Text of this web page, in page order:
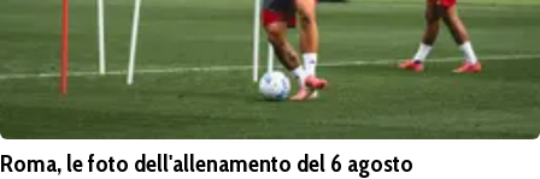
Roma, le foto dell'allenamento del 6 agosto